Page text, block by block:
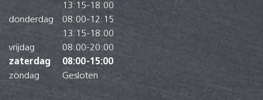
13:15-18:00
donderdag
08:00-12:15
13:15-18:00
vrijdag
08:00-20:00
zaterdag
08:00-15:00
zondag
Gesloten